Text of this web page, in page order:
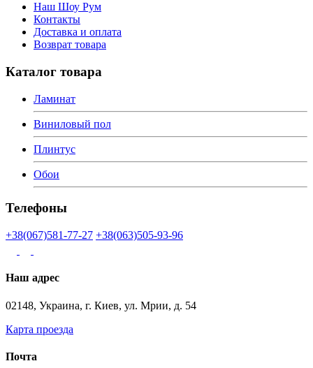
Наш Шоу Рум
Контакты
Доставка и оплата
Возврат товара
Каталог товара
Ламинат
Виниловый пол
Плинтус
Обои
Телефоны
+38(067)581-77-27 +38(063)505-93-96
Наш адрес
02148, Украина, г. Киев, ул. Мрии, д. 54
Карта проезда
Почта